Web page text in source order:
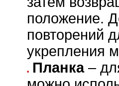
положение.
повторений
укрепления
Планка–